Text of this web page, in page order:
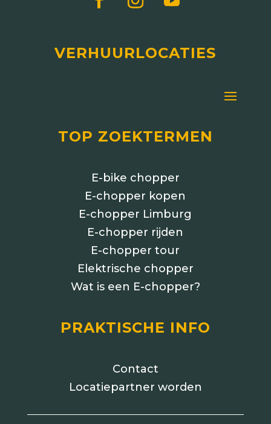
VERHUURLOCATIES
TOP ZOEKTERMEN
E-bike chopper
E-chopper kopen
E-chopper Limburg
E-chopper rijden
E-chopper tour
Elektrische chopper
Wat is een E-chopper?
PRAKTISCHE INFO
Contact
Locatiepartner worden